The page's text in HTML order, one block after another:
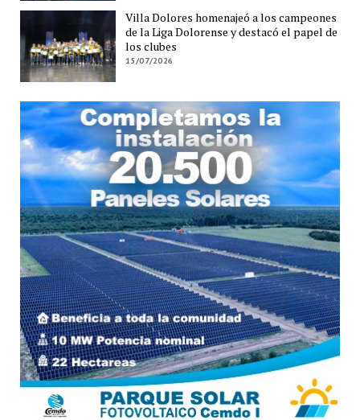
Villa Dolores homenajeó a los campeones
de la Liga Dolorense y destacó el papel de
los clubes
15/07/2026